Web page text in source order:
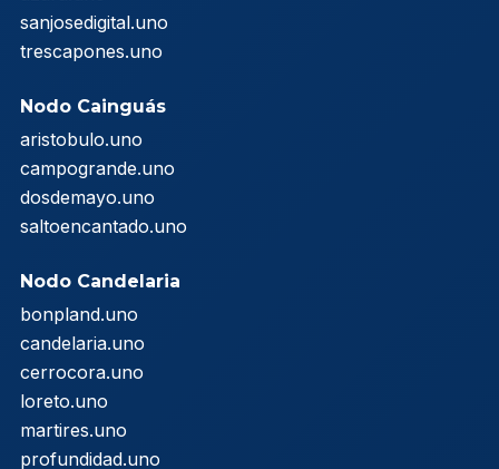
sanjosedigital.uno
trescapones.uno
Nodo Cainguás
aristobulo.uno
campogrande.uno
dosdemayo.uno
saltoencantado.uno
Nodo Candelaria
bonpland.uno
candelaria.uno
cerrocora.uno
loreto.uno
martires.uno
profundidad.uno